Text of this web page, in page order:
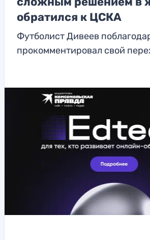
обратился к ЦСКА
Футболист Дивеев
прокомментировал свой